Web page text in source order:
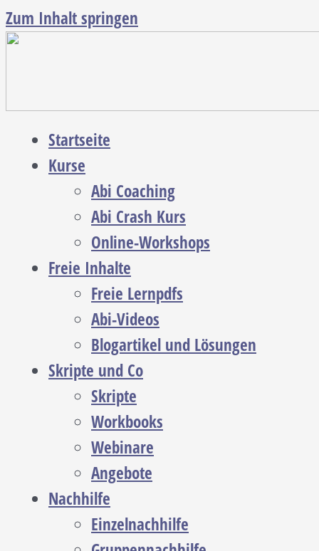
Zum Inhalt springen
Startseite
Kurse
Abi Coaching
Abi Crash Kurs
Online-Workshops
Freie Inhalte
Freie Lernpdfs
Abi-Videos
Blogartikel und Lösungen
Skripte und Co
Skripte
Workbooks
Webinare
Angebote
Nachhilfe
Einzelnachhilfe